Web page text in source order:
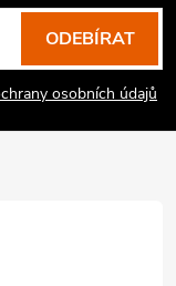
osobních údajů
ODEBÍRAT